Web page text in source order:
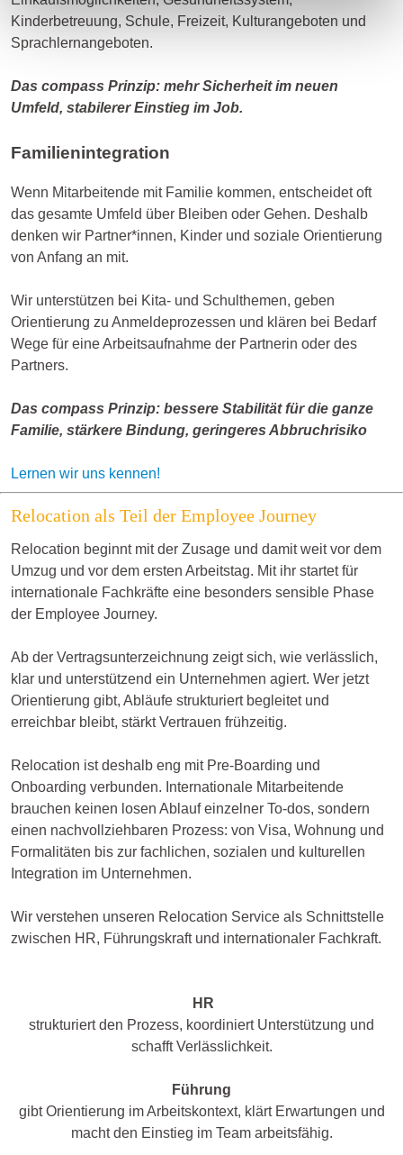
Kinderbetreuung, Schule, Freizeit, Kulturangeboten und
Sprachlernangeboten.
Das compass Prinzip: mehr Sicherheit im neuen
Umfeld, stabilerer Einstieg im Job.
Familienintegration
Wenn Mitarbeitende mit Familie kommen, entscheidet oft
das gesamte Umfeld über Bleiben oder Gehen. Deshalb
denken wir Partner*innen, Kinder und soziale Orientierung
von Anfang an mit.
Wir unterstützen bei Kita- und Schulthemen, geben
Orientierung zu Anmeldeprozessen und klären bei Bedarf
Wege für eine Arbeitsaufnahme der Partnerin oder des
Partners.
Das compass Prinzip: bessere Stabilität für die ganze
Familie, stärkere Bindung, geringeres Abbruchrisiko
Lernen wir uns kennen!
Relocation als Teil der Employee Journey
Relocation beginnt mit der Zusage und damit weit vor dem
Umzug und vor dem ersten Arbeitstag. Mit ihr startet für
internationale Fachkräfte eine besonders sensible Phase
der Employee Journey.
Ab der Vertragsunterzeichnung zeigt sich, wie verlässlich,
klar und unterstützend ein Unternehmen agiert. Wer jetzt
Orientierung gibt, Abläufe strukturiert begleitet und
erreichbar bleibt, stärkt Vertrauen frühzeitig.
Relocation ist deshalb eng mit Pre-Boarding und
Onboarding verbunden. Internationale Mitarbeitende
brauchen keinen losen Ablauf einzelner To-dos, sondern
einen nachvollziehbaren Prozess: von Visa, Wohnung und
Formalitäten bis zur fachlichen, sozialen und kulturellen
Integration im Unternehmen.
Wir verstehen unseren Relocation Service als Schnittstelle
zwischen HR, Führungskraft und internationaler Fachkraft.
HR
strukturiert den Prozess, koordiniert Unterstützung und
schafft Verlässlichkeit.
Führung
gibt Orientierung im Arbeitskontext, klärt Erwartungen und
macht den Einstieg im Team arbeitsfähig.